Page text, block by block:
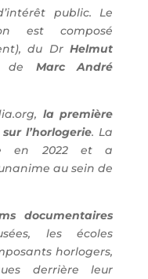
public. Le
est composé
du DrHelmut
Marc André
la première
l’horlogerie. La
en 2022 et a
au sein de
documentaires
les écoles
horlogers,
derrière leur